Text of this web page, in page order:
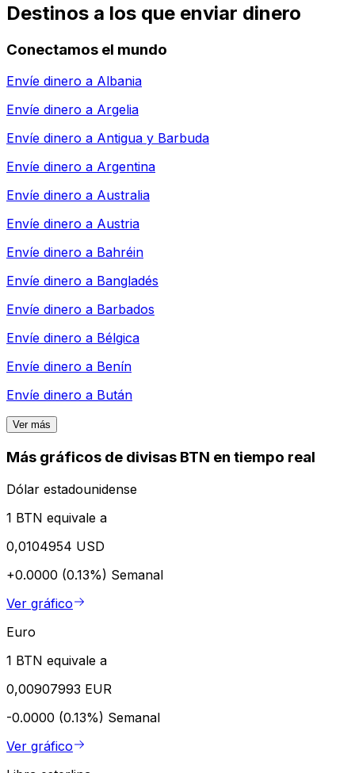
Destinos a los que enviar dinero
Conectamos el mundo
Envíe dinero a Albania
Envíe dinero a Argelia
Envíe dinero a Antigua y Barbuda
Envíe dinero a Argentina
Envíe dinero a Australia
Envíe dinero a Austria
Envíe dinero a Bahréin
Envíe dinero a Bangladés
Envíe dinero a Barbados
Envíe dinero a Bélgica
Envíe dinero a Benín
Envíe dinero a Bután
Ver más
Más gráficos de divisas BTN en tiempo real
Dólar estadounidense
1 BTN equivale a
0,0104954 USD
+0.0000 (0.13%) Semanal
Ver gráfico
Euro
1 BTN equivale a
0,00907993 EUR
-0.0000 (0.13%) Semanal
Ver gráfico